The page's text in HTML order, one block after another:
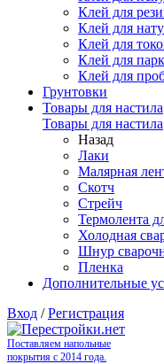
Клей для
Клей для
Клей для
Клей для
Клей для
Грунтовки
Товары для настила
Товары для настила
Назад
Лаки
Малярная
Скотч
Стрейч
Термолента
Холодная
Шнур
Пленка
Дополнительные
Вход /Регистрация
Поставляем напольные
покрытия с 2014 года.